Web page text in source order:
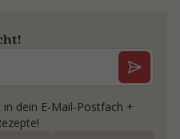
dein E-Mail-Postfach +